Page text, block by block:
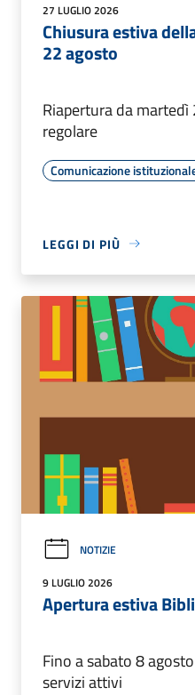
27 LUGLIO 2026
Chiusura estiva
22 agosto
Riapertura da
regolare
Comunicazione
LEGGI DI PIÙ
NOTIZIE
9 LUGLIO 2026
Apertura estiva
Fino a sabato 8
servizi attivi